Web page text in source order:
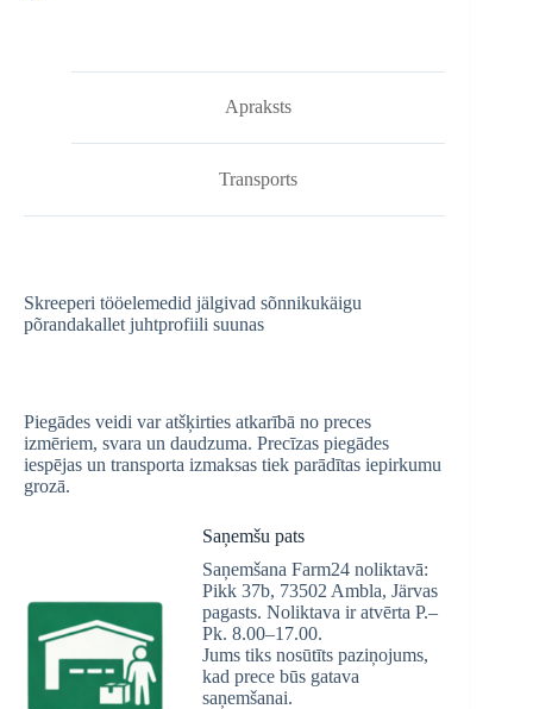
Apraksts
Transports
Skreeperi tööelemedid jälgivad sõnnikukäigu
põrandakallet juhtprofiili suunas
Piegādes veidi var atšķirties atkarībā no preces
izmēriem, svara un daudzuma. Precīzas piegādes
iespējas un transporta izmaksas tiek parādītas iepirkumu
grozā.
Saņemšu pats
Saņemšana Farm24 noliktavā:
Pikk 37b, 73502 Ambla, Järvas
pagasts. Noliktava ir atvērta P.–
Pk. 8.00–17.00.
Jums tiks nosūtīts paziņojums,
kad prece būs gatava
saņemšanai.